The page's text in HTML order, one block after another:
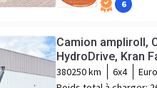
6
Camion ampliroll,
HydroDrive, Kran
380250 km 6x4